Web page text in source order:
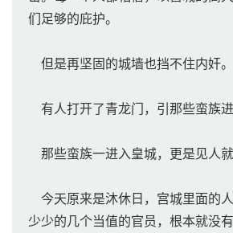
们足够的庇护。
但是再坚固的城墙也挡不住内奸。
有人打开了青龙门，引那些蛮族进
那些蛮族一进入皇城，更是见人就
今天原来是沐休日，宫城里面的
少少的几个当值的官员，根本就没